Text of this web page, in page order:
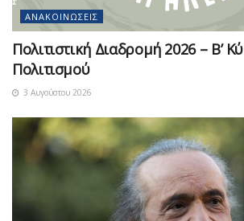
ΑΝΑΚΟΙΝΏΣΕΙΣ
Πολιτιστική Διαδρομή 2026 – Β’
Πολιτισμού
3 Αυγούστου 2026